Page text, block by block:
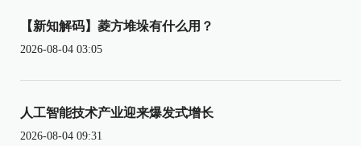
【新知解码】菱方堆垛有什么用？
2026-08-04 03:05
人工智能技术产业迎来爆发式增长
2026-08-04 09:31